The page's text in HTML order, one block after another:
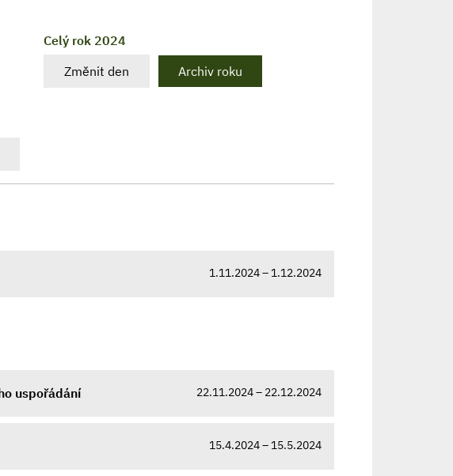
Celý rok 2024
Změnit den
Archiv roku
1.11.2024 – 1.12.2024
uspořádání 22.11.2024 – 22.12.2024
15.4.2024 – 15.5.2024